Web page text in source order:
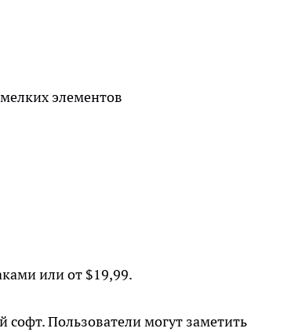
элементов
или от $19,99.
Пользователи могут заметить